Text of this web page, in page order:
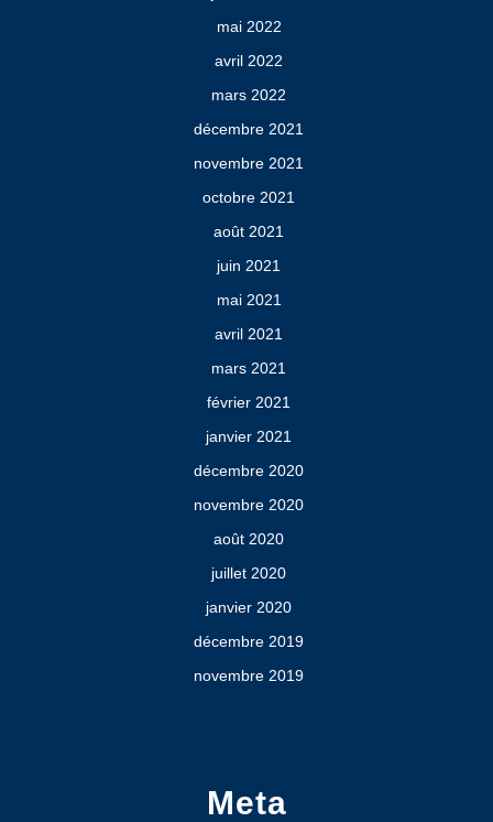
mai 2022
avril 2022
mars 2022
décembre 2021
novembre 2021
octobre 2021
août 2021
juin 2021
mai 2021
avril 2021
mars 2021
février 2021
janvier 2021
décembre 2020
novembre 2020
août 2020
juillet 2020
janvier 2020
décembre 2019
novembre 2019
Meta